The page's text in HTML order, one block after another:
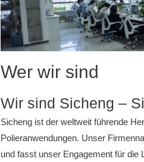
Wer wir sind
Wir sind Sicheng –
Sicheng ist der weltweit führende
Polieranwendungen. Unser
und fasst unser Engagement für die